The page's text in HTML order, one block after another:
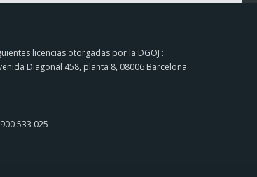
licencias otorgadas por la DGOJ :
Diagonal 458, planta 8, 08006 Barcelona.
900 533 025